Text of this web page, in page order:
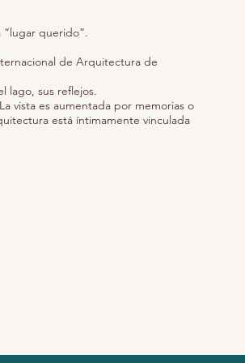
querido”.
de Arquitectura de
lago, sus reflejos.
vista es aumentada por memorias o
está íntimamente vinculada